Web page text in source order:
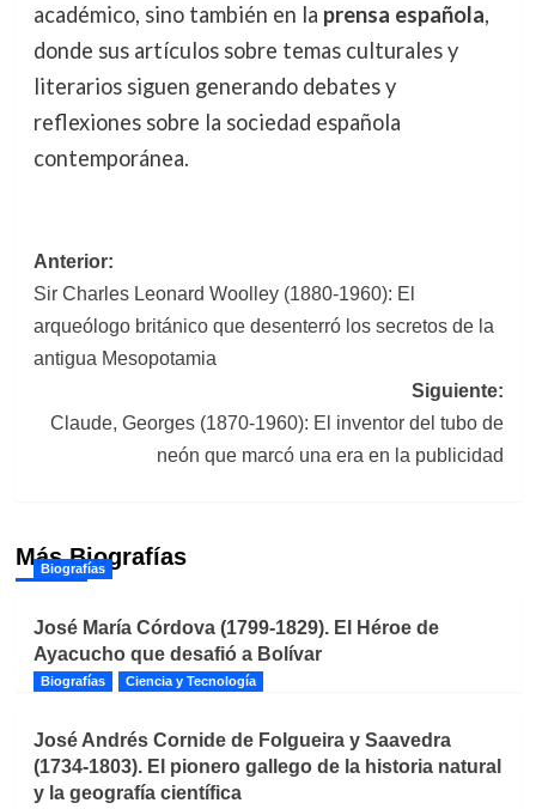
académico, sino también en la prensa española,
donde sus artículos sobre temas culturales y
literarios siguen generando debates y
reflexiones sobre la sociedad española
contemporánea.
Navegación
de
entradas
Anterior:
Sir Charles Leonard Woolley (1880-1960): El
arqueólogo británico que desenterró los secretos de la
antigua Mesopotamia
Siguiente:
Claude, Georges (1870-1960): El inventor del tubo de
neón que marcó una era en la publicidad
Más Biografías
Biografías
José María Córdova (1799-1829). El Héroe de
Ayacucho que desafió a Bolívar
Biografías Ciencia y Tecnología
José Andrés Cornide de Folgueira y Saavedra
(1734-1803). El pionero gallego de la historia natural
y la geografía científica